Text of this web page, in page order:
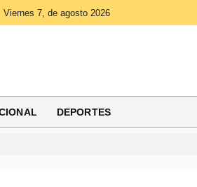
Viernes 7, de agosto 2026
DEPORTES